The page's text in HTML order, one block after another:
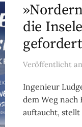
die
Veröffentlicht
Ingenieur
dem Weg nach
auftaucht, stellt